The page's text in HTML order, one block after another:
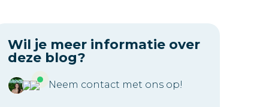
Wil je meer informatie over
deze blog?
Neem contact met ons op!